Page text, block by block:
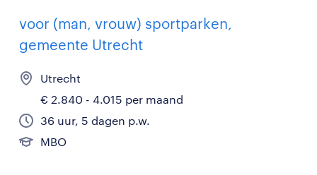
voor (man, vrouw) sportparken,
gemeente Utrecht
Utrecht
€ 2.840 - 4.015 per maand
36 uur, 5 dagen p.w.
MBO